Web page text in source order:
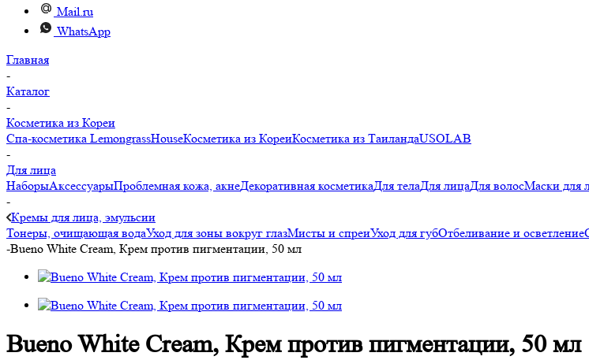
Mail.ru
WhatsApp
Главная
-
Каталог
-
Косметика из Кореи
Спа-косметика LemongrassHouseКосметика из КореиКосметика из ТаиландаUSOLAB
-
Для лица
НаборыАксессуарыПроблемная кожа, акнеДекоративная косметикаДля телаДля лицаДля волосМаски для
-
Кремы для лица, эмульсии
Тонеры, очищающая водаУход для зоны вокруг глазМисты и спреиУход для губОтбеливание и осветление
-Bueno White Cream, Крем против пигментации, 50 мл
Bueno White Cream, Крем против пигментации, 50 мл